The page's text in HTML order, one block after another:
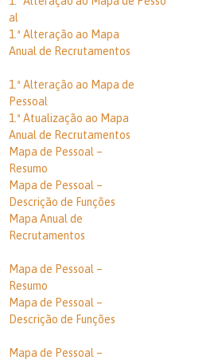
al
1.ª Alteração ao Mapa
Anual de Recrutamentos
1.ª Alteração ao Mapa de
Pessoal
1.ª Atualização ao Mapa
Anual de Recrutamentos
Mapa de Pessoal –
Resumo
Mapa de Pessoal –
Descrição de Funções
Mapa Anual de
Recrutamentos
Mapa de Pessoal –
Resumo
Mapa de Pessoal –
Descrição de Funções
Mapa de Pessoal –